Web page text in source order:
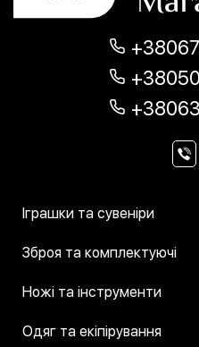
Іграшки та сувеніри
Зброя та комплектуючі
Ножі та інструменти
Одяг та екіпірування